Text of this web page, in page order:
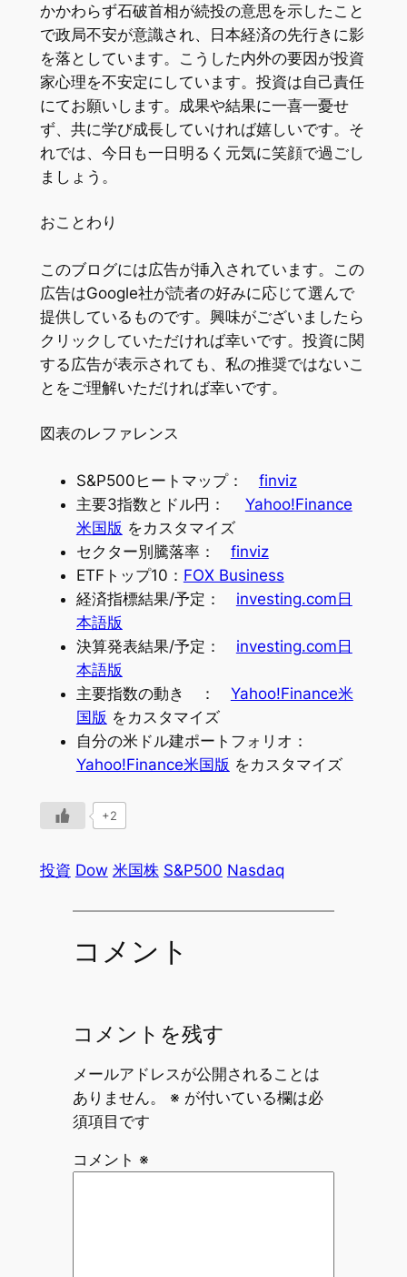
かかわらず石破首相が続投の意思を示したこと
で政局不安が意識され、日本経済の先行きに影
を落としています。こうした内外の要因が投資
家心理を不安定にしています。投資は自己責任
にてお願いします。成果や結果に一喜一憂せ
ず、共に学び成長していければ嬉しいです。そ
れでは、今日も一日明るく元気に笑顔で過ごし
ましょう。
おことわり
このブログには広告が挿入されています。この
広告はGoogle社が読者の好みに応じて選んで
提供しているものです。興味がございましたら
クリックしていただければ幸いです。投資に関
する広告が表示されても、私の推奨ではないこ
とをご理解いただければ幸いです。
図表のレファレンス
S&P500ヒートマップ： finviz
主要3指数とドル円： Yahoo!Finance
米国版 をカスタマイズ
セクター別騰落率： finviz
ETFトップ10： FOX Business
経済指標結果/予定： investing.com日
本語版
決算発表結果/予定： investing.com日
本語版
主要指数の動き ： Yahoo!Finance米
国版 をカスタマイズ
自分の米ドル建ポートフォリオ：
Yahoo!Finance米国版 をカスタマイズ
+2
投資 Dow 米国株 S&P500 Nasdaq
コメント
コメントを残す
メールアドレスが公開されることは
ありません。
※ が付いている欄は必
須項目です
コメント ※